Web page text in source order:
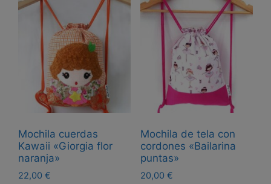
Mochila cuerdas
Kawaii «Giorgia flor
naranja»
22,00 €
Mochila de tela con
cordones «Bailarina
puntas»
20,00 €